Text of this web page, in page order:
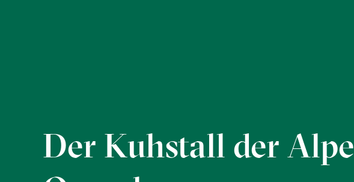
Der Kuhstall der Alpe